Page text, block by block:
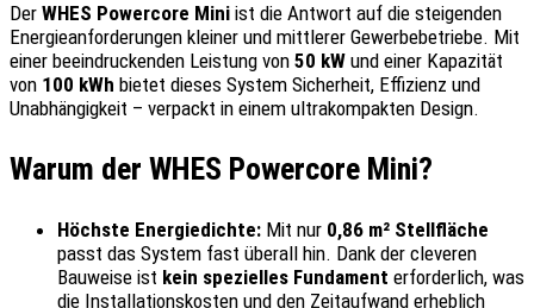
Der WHES Powercore Mini ist die Antwort auf die steigenden
Energieanforderungen kleiner und mittlerer Gewerbebetriebe. Mit
einer beeindruckenden Leistung von 50 kW und einer Kapazität
von 100 kWh bietet dieses System Sicherheit, Effizienz und
Unabhängigkeit – verpackt in einem ultrakompakten Design.
Warum der WHES Powercore Mini?
Höchste Energiedichte: Mit nur 0,86 m² Stellfläche
passt das System fast überall hin. Dank der cleveren
Bauweise ist kein spezielles Fundament erforderlich, was
die Installationskosten und den Zeitaufwand erheblich